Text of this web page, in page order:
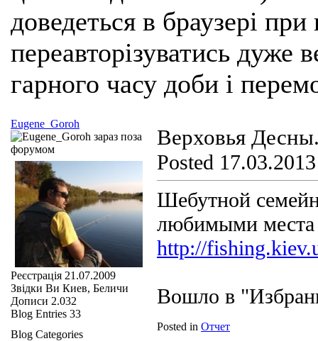
доведеться в браузері
переавторізуватись
гарного часу доби і
Верховья
Posted
Шебутной
любимыми
http://
Вошло в
Posted in Отчет
Eugene_Goroh
Реєстрація 21.07.2009
Звідки Ви Киев, Беличи
Дописи 2.032
Blog Entries 33
Blog Categories